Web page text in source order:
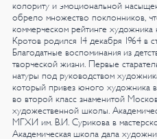
колориту и эмоциональной
обрело множество поклонников,
коммерческом рейтинге
Кротов родился 14 декабря 1964 в
Благодатные воспоминания из
творческой жизни. Первые
натуры под руководством
который привез юного художника
во второй класс знаменитой
художественной школы.
МГХИ им. В.И. Сурикова в
Академическая школа дала